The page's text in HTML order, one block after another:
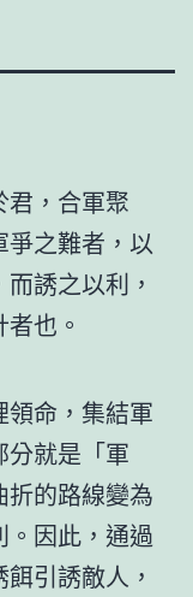
君，合軍聚
之難者，以
誘之以利，
也。
命，集結軍
分就是「軍
的路線變為
因此，通過
引誘敵人，